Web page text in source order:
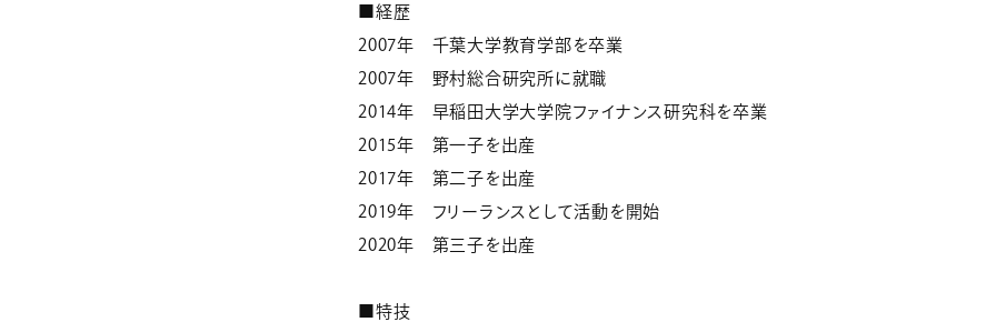
■経歴
2007年 千葉大学教育学部を卒業
2007年 野村総合研究所に就職
2014年 早稲田大学大学院ファイナンス研究科を卒業
2015年 第一子を出産
2017年 第二子を出産
2019年 フリーランスとして活動を開始
2020年 第三子を出産
■特技